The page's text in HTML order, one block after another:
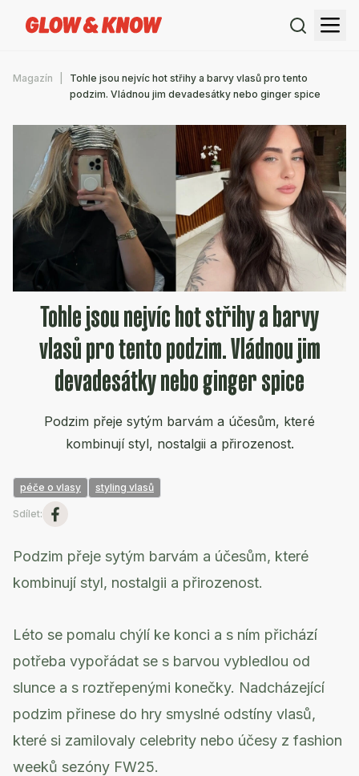
Magazín
Tohle jsou nejvíc hot střihy a barvy vlasů pro tento
podzim. Vládnou jim devadesátky nebo ginger spice
Tohle jsou nejvíc hot střihy a barvy
vlasů pro tento podzim. Vládnou jim
devadesátky nebo ginger spice
Podzim přeje sytým barvám a účesům, které
kombinují styl, nostalgii a přirozenost.
péče o vlasy styling vlasů
Sdílet:
Podzim přeje sytým barvám a účesům, které
kombinují styl, nostalgii a přirozenost.
Léto se pomalu chýlí ke konci a s ním přichází
potřeba vypořádat se s barvou vybledlou od
slunce a s roztřepenými konečky. Nadcházející
podzim přinese do hry smyslné odstíny vlasů,
které si zamilovaly celebrity nebo účesy z fashion
weeků sezóny FW25.